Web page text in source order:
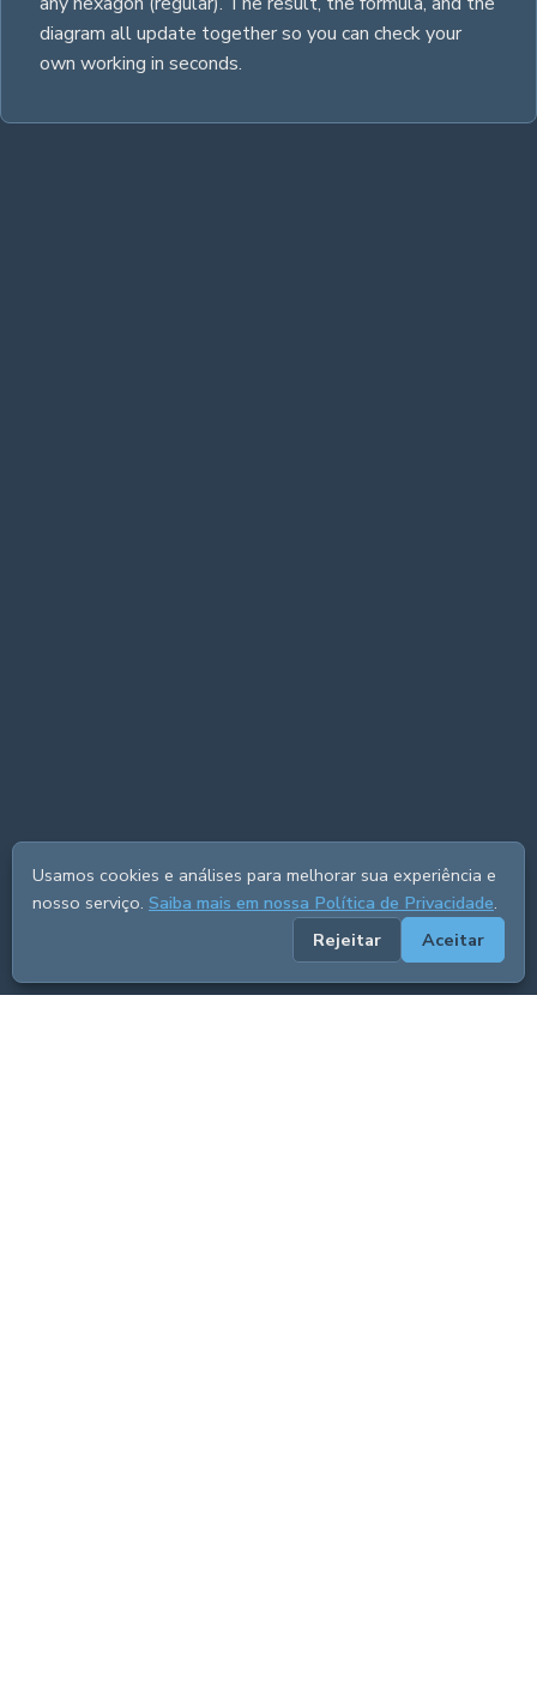
diagram all update together so you can check your
own working in seconds.
Usamos cookies e análises para melhorar sua experiência e
nosso serviço. Saiba mais em nossa Política de Privacidade.
Rejeitar
Aceitar